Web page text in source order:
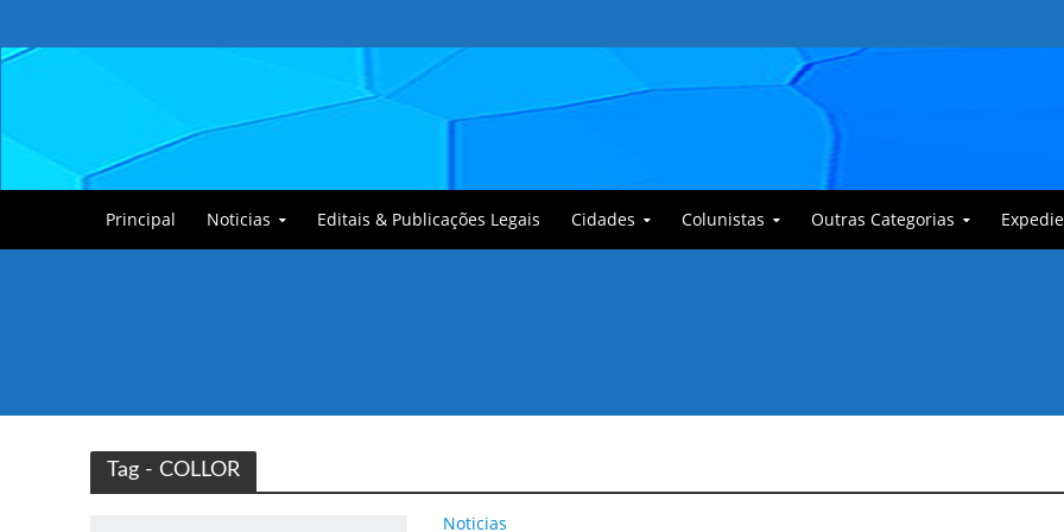
Principal Noticias Editais & Publicações Legais Cidades Colunistas Outras Categorias
Tag - COLLOR
Noticias